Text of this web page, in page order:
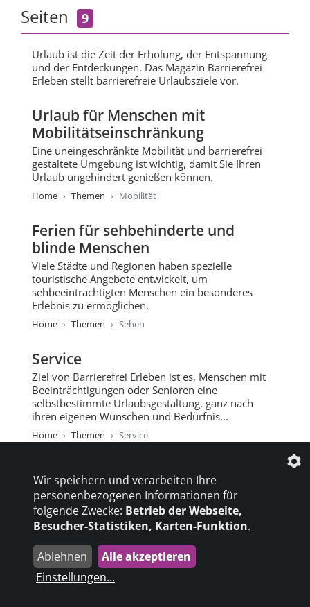
Seiten 9
Urlaub ist die Zeit der Erholung, der Entspannung
und der Entdeckungen. Das Magazin Barrierefrei
Erleben stellt barrierefreie Urlaubsziele vor.
Urlaub für Menschen mit
Mobilitätseinschränkung
Eine uneingeschränkte Mobilität und barrierefrei
gestaltete Umgebung ist wichtig, damit Sie Ihren
Urlaub ungehindert genießen können.
Home Themen Mobilität
Ferien für sehbehinderte und
blinde Menschen
Viele Städte und Regionen haben spezielle
touristische Angebote entwickelt, um
sehbeeinträchtigten Menschen ein besonderes
Erlebnis zu ermöglichen.
Home Themen Sehen
Service
Ziel von Barrierefrei Erleben ist es, Menschen mit
Beeinträchtigungen oder Senioren eine
selbstbestimmte Urlaubsgestaltung, ganz nach
ihren eigenen Wünschen und Bedürfnis...
Home Themen Service
für Ihren nächsten barrierefreien
Urlaub kostenlos
Kataloge | Hier finden Sie interessante Kataloge für
den barrierefreien Urlaub
Home Kataloge
Beratung für Unternehmen und
Wir speichern und verarbeiten Ihre
personenbezogenen Informationen für
folgende Zwecke: Betrieb der Webseite,
Besucher-Statistiken, Karten-Funktion.
Ablehnen
Alle akzeptieren
Einstellungen...